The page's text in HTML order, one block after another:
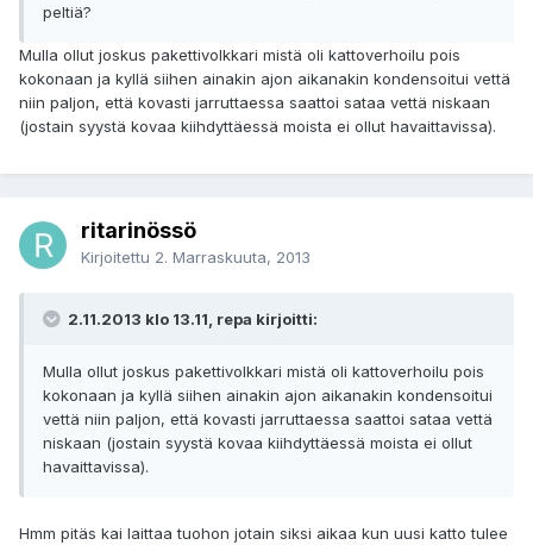
peltiä?
Mulla ollut joskus pakettivolkkari mistä oli kattoverhoilu pois
kokonaan ja kyllä siihen ainakin ajon aikanakin kondensoitui vettä
niin paljon, että kovasti jarruttaessa saattoi sataa vettä niskaan
(jostain syystä kovaa kiihdyttäessä moista ei ollut havaittavissa).
ritarinössö
Kirjoitettu 2. Marraskuuta, 2013
2.11.2013 klo 13.11, repa kirjoitti:
Mulla ollut joskus pakettivolkkari mistä oli kattoverhoilu pois
kokonaan ja kyllä siihen ainakin ajon aikanakin kondensoitui
vettä niin paljon, että kovasti jarruttaessa saattoi sataa vettä
niskaan (jostain syystä kovaa kiihdyttäessä moista ei ollut
havaittavissa).
Hmm pitäs kai laittaa tuohon jotain siksi aikaa kun uusi katto tulee